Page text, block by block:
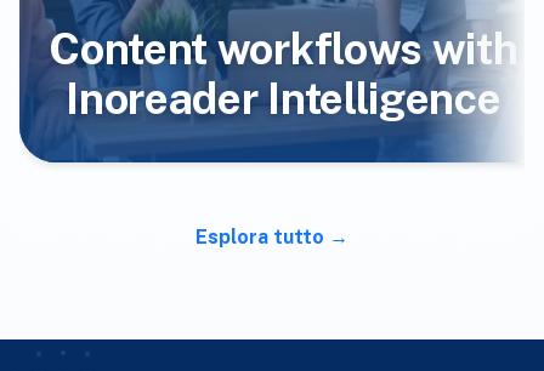
Content workflows with
Inoreader Intelligence
Esplora tutto